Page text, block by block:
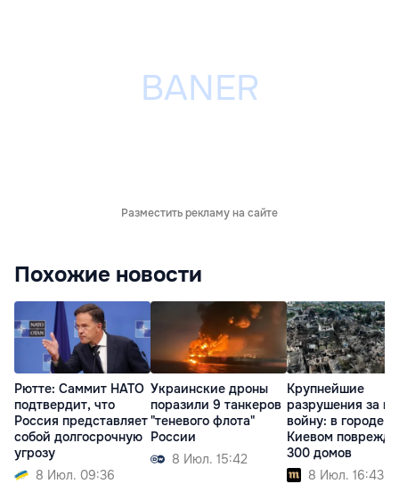
Разместить рекламу на сайте
Похожие новости
Рютте: Саммит НАТО
подтвердит, что
Россия представляет
собой долгосрочную
угрозу
8 Июл. 09:36
Украинские дроны
поразили 9 танкеров
"теневого флота"
России
8 Июл. 15:42
Крупнейшие
разрушения за
войну: в городе
Киевом
300 домов
8 Июл. 16:43